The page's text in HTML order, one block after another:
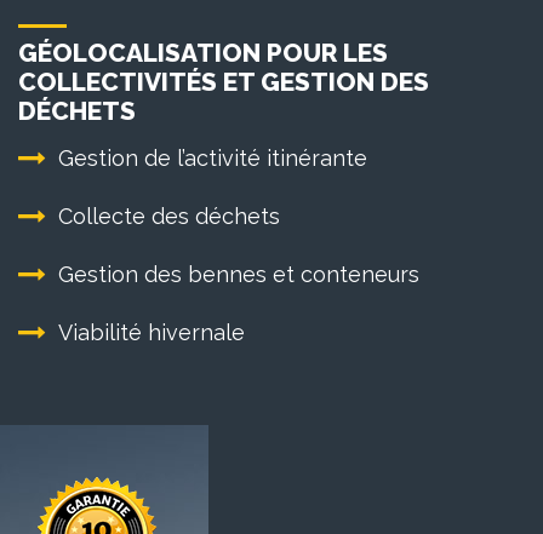
GÉOLOCALISATION POUR LES
COLLECTIVITÉS ET GESTION DES
DÉCHETS
Gestion de l’activité itinérante
Collecte des déchets
Gestion des bennes et conteneurs
Viabilité hivernale